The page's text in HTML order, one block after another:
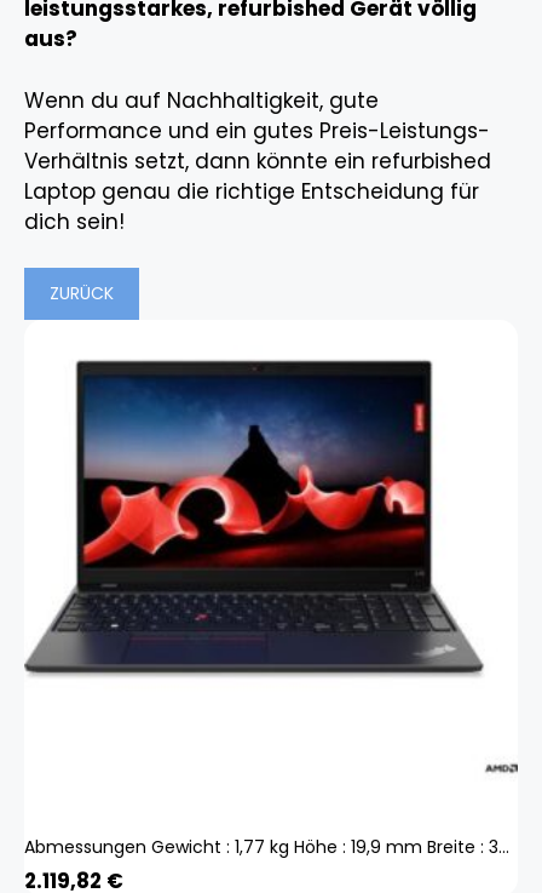
leistungsstarkes, refurbished Gerät völlig
aus?
Wenn du auf Nachhaltigkeit, gute
Performance und ein gutes Preis-Leistungs-
Verhältnis setzt, dann könnte ein refurbished
Laptop genau die richtige Entscheidung für
dich sein!
ZURÜCK
Abmessungen Gewicht : 1,77 kg Höhe : 19,9 mm Breite : 360,2 mm Tiefe : 237 mm Weitere Spezifikationen SIM-Kartentyp : eSIM Damit Sie an jedem Ort produktiver sein können Das Lenovo ThinkPad L15 Gen 4 Business-Notebook bietet Ihnen an jedem Ort eine beeind
2.119,82 €